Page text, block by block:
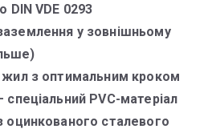
DIN VDE 0293
у зовнішньому
жил з оптимальним кроком
PVC-матеріал
оцинкованого сталевого